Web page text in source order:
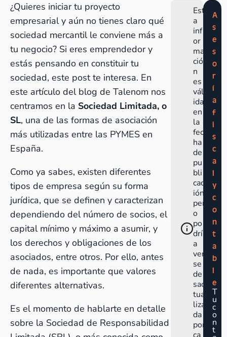
¿Quieres iniciar tu proyecto
empresarial y aún no tienes claro qué
sociedad mercantil le conviene más a
tu negocio? Si eres emprendedor y
estás pensando en constituir tu
sociedad, este post te interesa. En
este artículo del blog de Talenom nos
centramos en la Sociedad Limitada, o
SL, una de las formas de asociación
más utilizadas entre las PYMES en
España.
Como ya sabes, existen diferentes
tipos de empresa según su forma
jurídica, que se definen y caracterizan
dependiendo del número de socios, el
capital mínimo y máximo a asumir, y
los derechos y obligaciones de los
asociados, entre otros. Por ello, antes
de nada, es importante que valores
diferentes alternativas.
Es el momento de hablarte en detalle
sobre la Sociedad de Responsabilidad
Est
a
inf
or
ma
ció
n
es
vál
ida
en
la
fec
ha
de
pu
bli
cac
ión
per
o
po
drí
a
ver
se
de
sac
tua
liza
da
por
A
s
e
s
o
r
í
a
f
i
s
c
a
l
y
c
o
n
t
a
b
l
e
T
u
c
o
n
t